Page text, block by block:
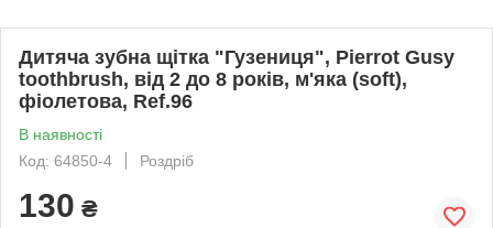
Дитяча зубна щітка "Гузениця", Pierrot Gusy
toothbrush, від 2 до 8 років, м'яка (soft),
фіолетова, Ref.96
В наявності
Код: 64850-4
Роздріб
130 ₴